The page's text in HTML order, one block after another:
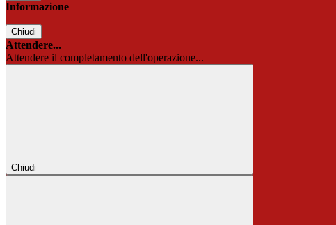
Informazione
Chiudi
Attendere...
Attendere il completamento dell'operazione...
Chiudi